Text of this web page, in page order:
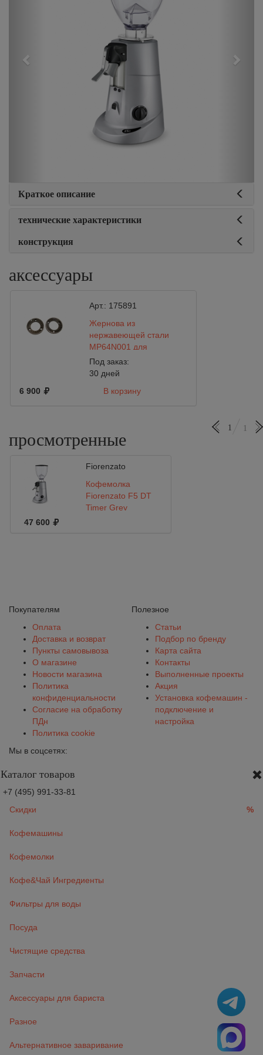
Краткое описание
технические характеристики
конструкция
аксессуары
Арт.: 175891
Жернова из
нержавеющей стали
MP64N001 для
кофемолки Fiorenzato
F5
Под заказ:
30 дней
6 900
В корзину
просмотренные
1 1
Fiorenzato
Кофемолка
Fiorenzato F5 DT
Timer Grey
47 600
Покупателям
Оплата
Доставка и возврат
Пункты самовывоза
О магазине
Новости магазина
Политика
конфиденциальности
Согласие на обработку
ПДн
Политика cookie
Полезное
Статьи
Подбор по бренду
Карта сайта
Контакты
Выполненные проекты
Акция
Установка кофемашин -
подключение и
настройка
Мы в соцсетях:
Каталог товаров
+7 (495) 991-33-81
Скидки
%
Кофемашины
Кофемолки
Кофе&Чай Ингредиенты
Фильтры для воды
Посуда
Чистящие средства
Запчасти
Аксессуары для бариста
Разное
Альтернативное заваривание